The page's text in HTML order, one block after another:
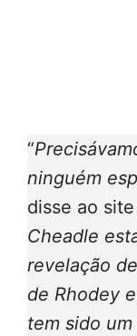
“
ninguém
disse ao
Cheadle
revelação
de Rhodey
tem sido um